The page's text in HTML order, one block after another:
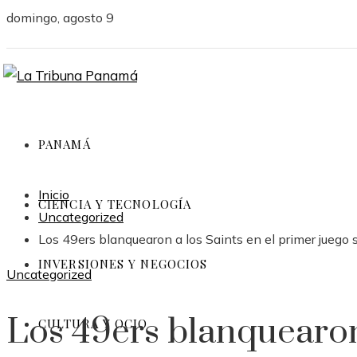
domingo, agosto 9
PANAMÁ
CIENCIA Y TECNOLOGÍA
INVERSIONES Y NEGOCIOS
CULTURA Y OCIO
Inicio
Uncategorized
Los 49ers blanquearon a los Saints en el primer
Uncategorized
Los 49ers